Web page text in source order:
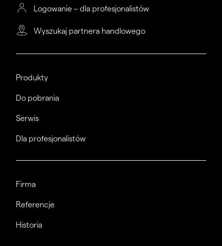
Logowanie – dla profesjonalistów
Wyszukaj partnera handlowego
Produkty
Do pobrania
Serwis
Dla profesjonalistów
Firma
Referencje
Historia